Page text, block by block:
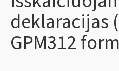
deklaracijas
GPM312